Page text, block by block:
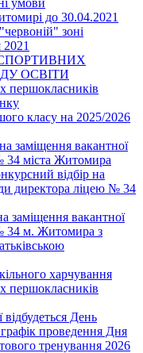
умови
до 30.04.2021
зоні
ОСВІТИ
першокласників
класу на 2025/2026
заміщення вакантної
34 міста Житомира
відбір на
директора ліцею № 34
заміщення вакантної
34 м. Житомира з
харчування
першокласників
відбудеться День
проведення Дня
тренування 2026